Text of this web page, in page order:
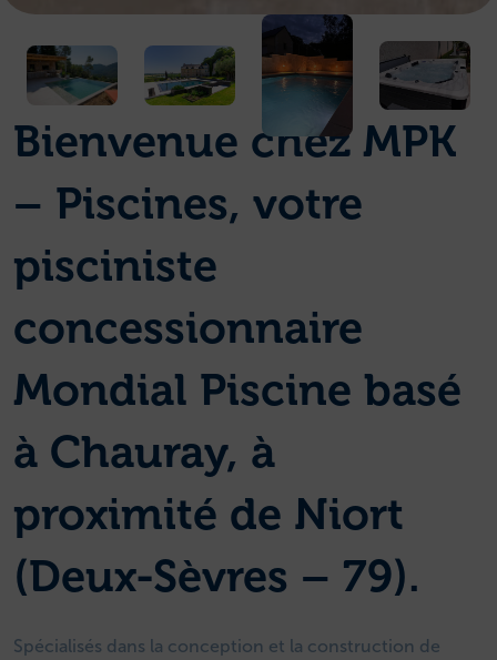
Bienvenue chez MPK
– Piscines, votre
pisciniste
concessionnaire
Mondial Piscine basé
à Chauray, à
proximité de Niort
(Deux-Sèvres – 79).
Spécialisés dans la conception et la construction de